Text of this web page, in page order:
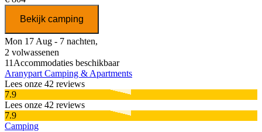
Bekijk camping
Mon 17 Aug - 7 nachten,
2 volwassenen
11Accommodaties beschikbaar
Aranypart Camping & Apartments
Lees onze 42 reviews
7.9
Lees onze 42 reviews
7.9
Camping